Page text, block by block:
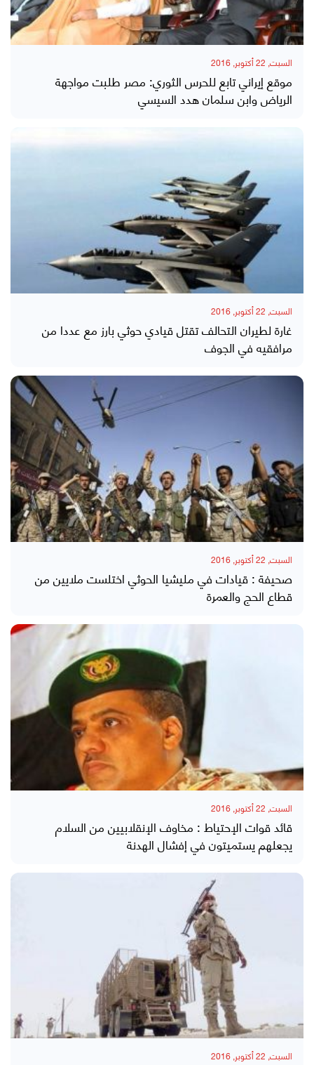
السبت, 22 أكتوبر, 2016
موقع إيراني تابع للحرس الثوري: مصر طلبت مواجهة
الرياض وابن سلمان هدد السيسي
السبت, 22 أكتوبر, 2016
غارة لطيران التحالف تقتل قيادي حوثي بارز مع عددا من
مرافقيه في الجوف
السبت, 22 أكتوبر, 2016
صحيفة : قيادات في مليشيا الحوثي اختلست ملايين من
قطاع الحج والعمرة
السبت, 22 أكتوبر, 2016
قائد قوات الإحتياط : مخاوف الإنقلابيين من السلام
يجعلهم يستميتون في إفشال الهدنة
السبت, 22 أكتوبر, 2016